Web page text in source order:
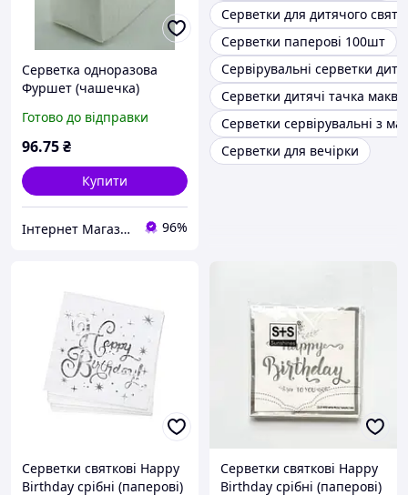
Серветка одноразова
Фуршет (чашечка)
Готово до відправки
96.75₴
Купити
Інтернет Магазин Світ Подарунків 96%
Серветки для дитячого свята
Серветки паперові 100шт
Сервірувальні серветки
Серветки дитячі тачка
Серветки сервірувальні з
Серветки для вечірки
Серветки святкові Happy
Birthday срібні (паперові)
Серветки святкові Happy
Birthday срібні (паперові)